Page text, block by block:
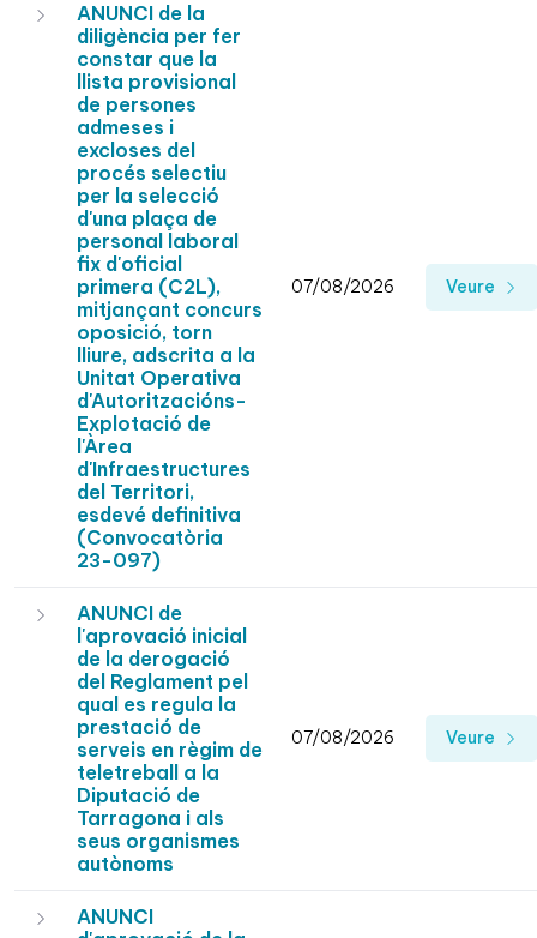
ANUNCI de la
diligència per fer
constar que la
llista provisional
de persones
admeses i
excloses del
procés selectiu
per la selecció
d'una plaça de
personal laboral
fix d'oficial
primera (C2L),
mitjançant concurs
oposició, torn
lliure, adscrita a la
Unitat Operativa
d'Autoritzacións-
Explotació de
l'Àrea
d'Infraestructures
del Territori,
esdevé definitiva
(Convocatòria
23-097)
07/08/2026 Veure
ANUNCI de
l'aprovació inicial
de la derogació
del Reglament pel
qual es regula la
prestació de
serveis en règim de
teletreball a la
Diputació de
Tarragona i als
seus organismes
autònoms
07/08/2026 Veure
ANUNCI